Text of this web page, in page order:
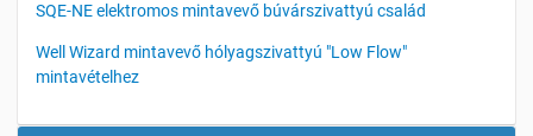
SQE-NE elektromos mintavevő búvárszivattyú család
Well Wizard mintavevő hólyagszivattyú "Low Flow"
mintavételhez